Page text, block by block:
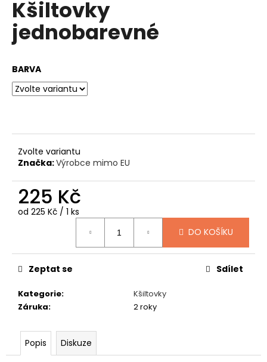
je
0,0
5
Kšiltovky
jednobarevné
BARVA
Zvolte variantu
Značka:Výrobce mimo EU
225 Kč
Měrná
od 225 Kč / 1 ks
DO KOŠÍKU
Kategorie:
Kšiltovky
Záruka: 2 roky
Zeptat se Sdílet
Popis Diskuze
a
j
í
t
?
HLEDAT
D
o
p
u
č
e